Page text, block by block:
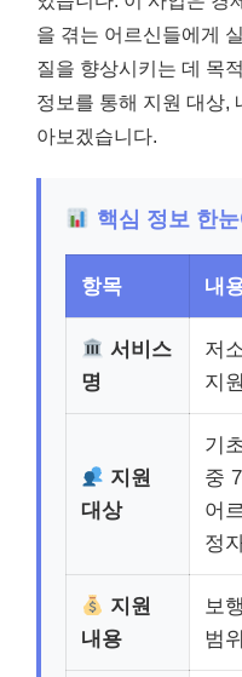
을 겪는 어르신들에게
질을 향상시키는 데 목
정보를 통해 지원 대상,
아보겠습니다.
핵심 정보 한눈
항목 내
서비스
명
저
지
지원
대상
기
중
어
정
지원
내용
보
범